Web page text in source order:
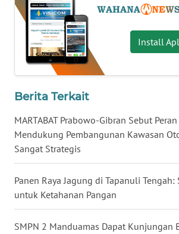
Install
Berita Terkait
MARTABAT Prabowo-Gibran Sebut
Mendukung Pembangunan Kawasan
Sangat Strategis
Panen Raya Jagung di Tapanuli
untuk Ketahanan Pangan
SMPN 2 Manduamas Dapat Kunjungan
WN
KALTARA
WN
KALTIM